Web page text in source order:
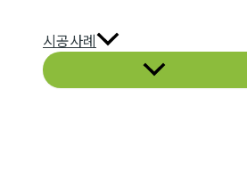
시공사례